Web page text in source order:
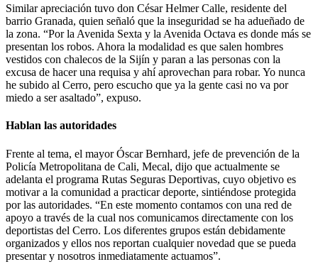
Similar apreciación tuvo don César Helmer Calle, residente del
barrio Granada, quien señaló que la inseguridad se ha adueñado de
la zona. “Por la Avenida Sexta y la Avenida Octava es donde más se
presentan los robos. Ahora la modalidad es que salen hombres
vestidos con chalecos de la Sijín y paran a las personas con la
excusa de hacer una requisa y ahí aprovechan para robar. Yo nunca
he subido al Cerro, pero escucho que ya la gente casi no va por
miedo a ser asaltado”, expuso.
Hablan las autoridades
Frente al tema, el mayor Óscar Bernhard, jefe de prevención de la
Policía Metropolitana de Cali, Mecal, dijo que actualmente se
adelanta el programa Rutas Seguras Deportivas, cuyo objetivo es
motivar a la comunidad a practicar deporte, sintiéndose protegida
por las autoridades. “En este momento contamos con una red de
apoyo a través de la cual nos comunicamos directamente con los
deportistas del Cerro. Los diferentes grupos están debidamente
organizados y ellos nos reportan cualquier novedad que se pueda
presentar y nosotros inmediatamente actuamos”.